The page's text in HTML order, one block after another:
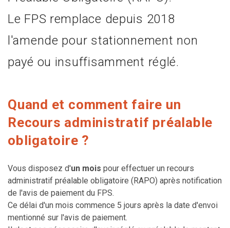
Le FPS remplace depuis 2018
l'amende pour stationnement non
payé ou insuffisamment réglé.
Quand et comment faire un
Recours administratif préalable
obligatoire ?
Vous disposez d'un mois pour effectuer un recours
administratif préalable obligatoire (RAPO) après notification
de l'avis de paiement du FPS.
Ce délai d'un mois commence 5 jours après la date d'envoi
mentionné sur l'avis de paiement.